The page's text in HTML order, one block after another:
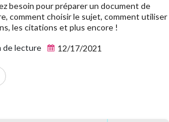
besoin pour préparer un document de
comment choisir le sujet, comment utiliser
les citations et plus encore !
de lecture
12/17/2021